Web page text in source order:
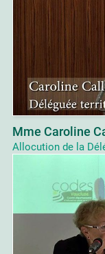
Mme Caroline
Allocution de la